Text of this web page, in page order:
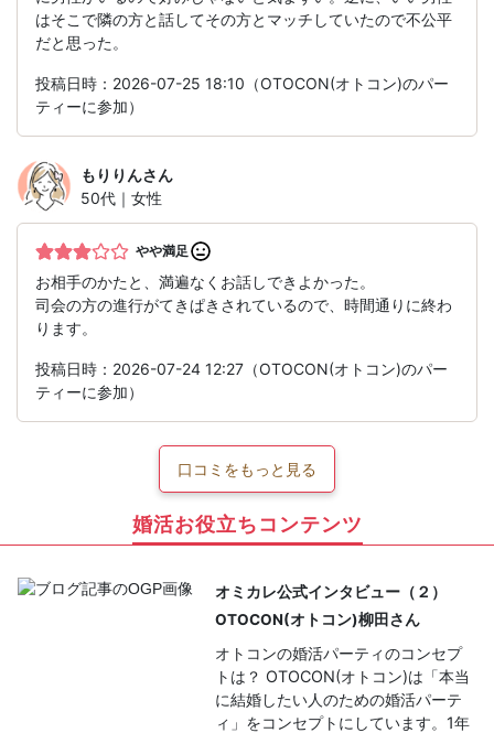
はそこで隣の方と話してその方とマッチしていたので不公平
だと思った。
投稿日時：2026-07-25 18:10（OTOCON(オトコン)のパー
ティーに参加）
もりりんさん
50代｜女性
やや満足
お相手のかたと、満遍なくお話しできよかった。
司会の方の進行がてきぱきされているので、時間通りに終わ
ります。
投稿日時：2026-07-24 12:27（OTOCON(オトコン)のパー
ティーに参加）
口コミをもっと見る
婚活お役立ちコンテンツ
オミカレ公式インタビュー（２）
OTOCON(オトコン)柳田さん
オトコンの婚活パーティのコンセプ
トは？ OTOCON(オトコン)は「本当
に結婚したい人のための婚活パーテ
ィ」をコンセプトにしています。1年